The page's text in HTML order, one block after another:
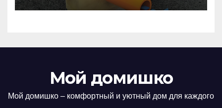
Мой домишко
Мой домишко – комфортный и уютный дом для каждого